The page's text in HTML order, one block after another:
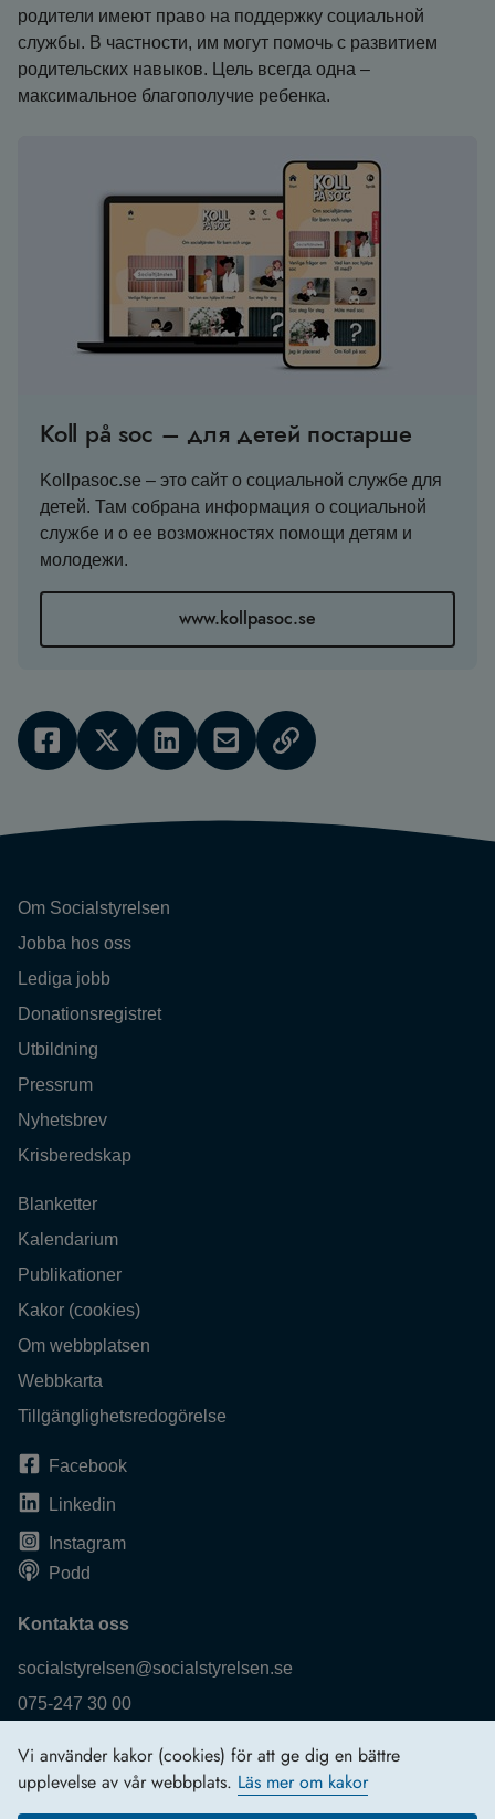
Vi använder kakor (cookies) för att ge dig en bättre
upplevelse av vår webbplats. Läs mer om kakor
родители имеют право на поддержку социальной
службы. В частности, им могут помочь с развитием
родительских навыков. Цель всегда одна –
максимальное благополучие ребенка.
Koll på soc – для детей постарше
Kollpasoc.se – это сайт о социальной службе для
детей. Там собрана информация о социальной
службе и о ее возможностях помощи детям и
молодежи.
www.kollpasoc.se
Om Socialstyrelsen
Jobba hos oss
Lediga jobb
Donationsregistret
Utbildning
Pressrum
Nyhetsbrev
Krisberedskap
Blanketter
Kalendarium
Publikationer
Kakor (cookies)
Om webbplatsen
Webbkarta
Tillgänglighetsredogörelse
Facebook
Linkedin
Instagram
Podd
Kontakta oss
socialstyrelsen@socialstyrelsen.se
075-247 30 00
Logga in
Behandling av personuppgifter